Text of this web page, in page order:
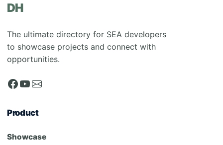
DH
The ultimate directory for SEA developers
to showcase projects and connect with
opportunities.
Product
Showcase